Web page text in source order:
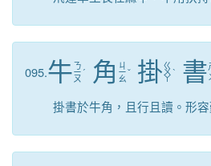
095.牛ㄋ
ㄧ
ㄡ
ˊ 角 ㄐ
ㄧ
ㄠ
ˇ 掛ㄍ
ㄨ
ㄚ
ˋ 書
掛書於牛角，且行且讀。形容